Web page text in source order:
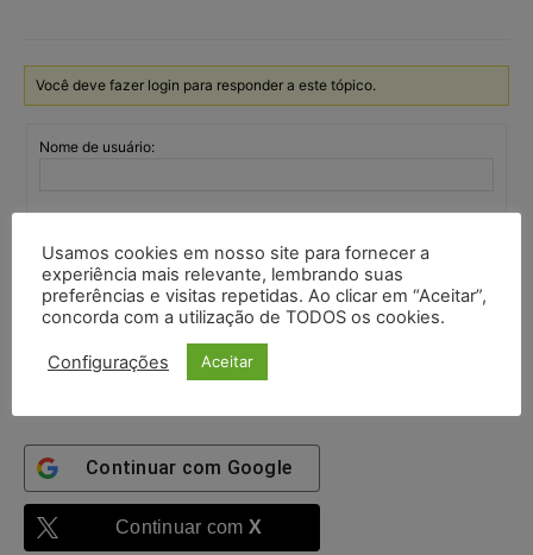
Você deve fazer login para responder a este tópico.
Nome de usuário:
Mantenha-me
autenticado
Entrar
Continuar com Google
Continuar com X
Usamos cookies em nosso site para fornecer a
experiência mais relevante, lembrando suas
preferências e visitas repetidas. Ao clicar em “Aceitar”,
concorda com a utilização de TODOS os cookies.
Configurações Aceitar